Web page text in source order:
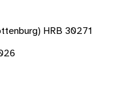
HRB 30271